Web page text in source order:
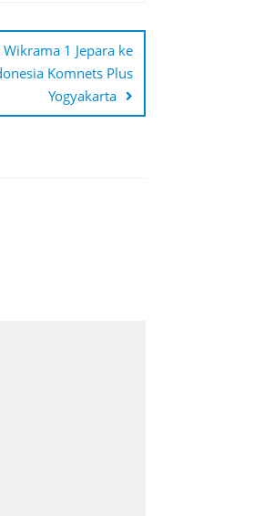
1 Jepara ke
Komnets Plus
Yogyakarta